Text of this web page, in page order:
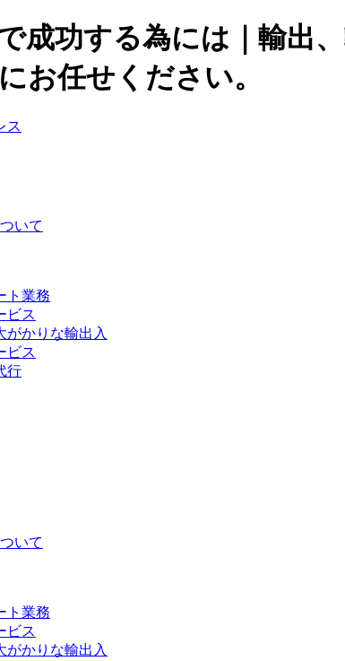
成功する為には｜輸出
お任せください。
いて
ト業務
ビス
がかりな輸出入
ビス
行
いて
ト業務
ビス
がかりな輸出入